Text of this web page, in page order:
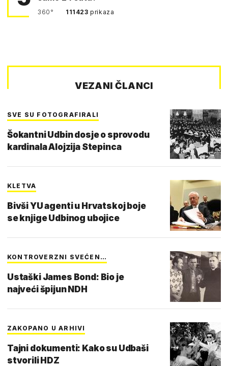
360° 111423prikaza
VEZANI ČLANCI
SVE SU FOTOGRAFIRALI
Šokantni Udbin dosje o sprovodu
kardinala Alojzija Stepinca
KLETVA
Bivši YU agenti u Hrvatskoj boje
se knjige Udbinog ubojice
KONTROVERZNI SVEĆEN…
Ustaški James Bond: Bio je
najveći špijun NDH
ZAKOPANO U ARHIVI
Tajni dokumenti: Kako su Udbaši
stvorili HDZ